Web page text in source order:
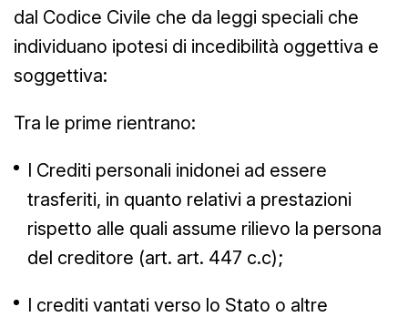
dal Codice Civile che da leggi speciali che
individuano ipotesi di incedibilità oggettiva e
soggettiva:
Tra le prime rientrano:
I Crediti personali inidonei ad essere
trasferiti, in quanto relativi a prestazioni
rispetto alle quali assume rilievo la persona
del creditore (art. art. 447 c.c);
I crediti vantati verso lo Stato o altre